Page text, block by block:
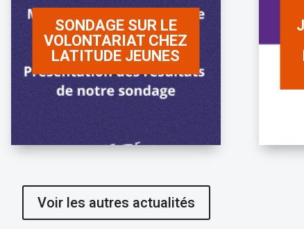
SONDAGE SUR LE
VOLONTARIAT CHEZ
LATITUDE JEUNES
Voir les autres actualités